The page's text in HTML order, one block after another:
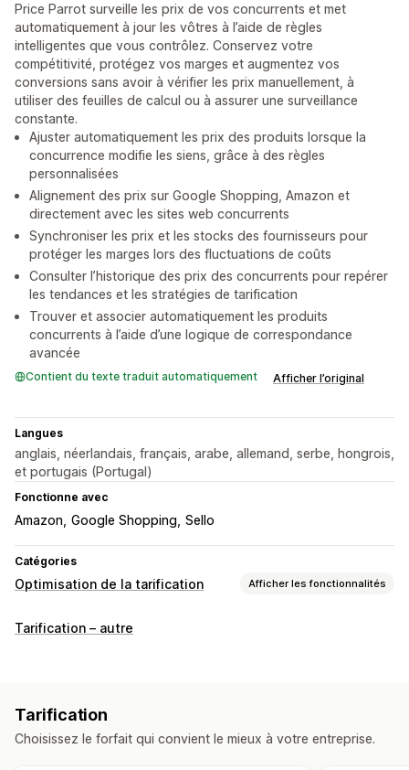
Price Parrot surveille les prix de vos concurrents et met
automatiquement à jour les vôtres à l’aide de règles
intelligentes que vous contrôlez. Conservez votre
compétitivité, protégez vos marges et augmentez vos
conversions sans avoir à vérifier les prix manuellement, à
utiliser des feuilles de calcul ou à assurer une surveillance
constante.
Ajuster automatiquement les prix des produits lorsque la
concurrence modifie les siens, grâce à des règles
personnalisées
Alignement des prix sur Google Shopping, Amazon et
directement avec les sites web concurrents
Synchroniser les prix et les stocks des fournisseurs pour
protéger les marges lors des fluctuations de coûts
Consulter l’historique des prix des concurrents pour repérer
les tendances et les stratégies de tarification
Trouver et associer automatiquement les produits
concurrents à l’aide d’une logique de correspondance
avancée
Contient du texte traduit automatiquement Afficher l’original
Langues
anglais, néerlandais, français, arabe, allemand, serbe, hongrois,
et portugais (Portugal)
Fonctionne avec
Amazon Google Shopping Sello
Catégories
Optimisation de la tarification Afficher les fonctionnalités
Gestion de la tarification
Suivi
Tarification – autre
Tarification
Choisissez le forfait qui convient le mieux à votre entreprise.